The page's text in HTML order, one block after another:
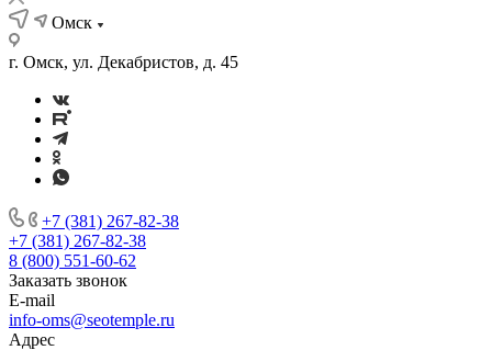
Омск
г. Омск, ул. Декабристов, д. 45
+7 (381) 267-82-38
+7 (381) 267-82-38
8 (800) 551-60-62
Заказать звонок
E-mail
info-oms@seotemple.ru
Адрес